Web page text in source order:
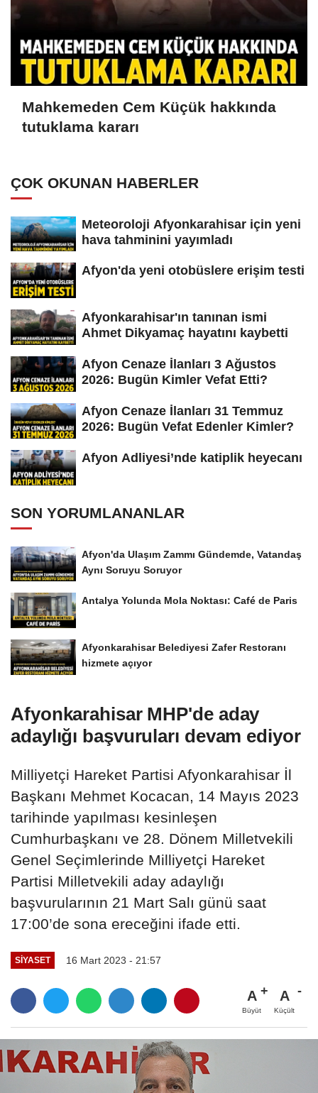
Mahkemeden Cem Küçük hakkında
tutuklama kararı
ÇOK OKUNAN HABERLER
Meteoroloji Afyonkarahisar için yeni
hava tahminini yayımladı
Afyon'da yeni otobüslere erişim testi
Afyonkarahisar'ın tanınan ismi
Ahmet Dikyamaç hayatını kaybetti
Afyon Cenaze İlanları 3 Ağustos
2026: Bugün Kimler Vefat Etti?
Afyon Cenaze İlanları 31 Temmuz
2026: Bugün Vefat Edenler Kimler?
Afyon Adliyesi’nde katiplik heyecanı
SON YORUMLANANLAR
Afyon'da Ulaşım Zammı Gündemde, Vatandaş
Aynı Soruyu Soruyor
Antalya Yolunda Mola Noktası: Café de Paris
Afyonkarahisar Belediyesi Zafer Restoranı
hizmete açıyor
Afyonkarahisar MHP'de aday
adaylığı başvuruları devam ediyor
Milliyetçi Hareket Partisi Afyonkarahisar İl
Başkanı Mehmet Kocacan, 14 Mayıs 2023
tarihinde yapılması kesinleşen
Cumhurbaşkanı ve 28. Dönem Milletvekili
Genel Seçimlerinde Milliyetçi Hareket
Partisi Milletvekili aday adaylığı
başvurularının 21 Mart Salı günü saat
17:00’de sona ereceğini ifade etti.
SIYASET 16 Mart 2023 - 21:57
A
Büyüt
A
Küçült